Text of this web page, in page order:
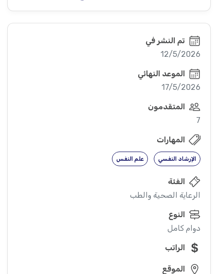
تم النشر في
12/5/2026
الموعد النهائي
17/5/2026
المتقدمون
7
المهارات
الإرشاد النفسي علم النفس
الفئة
الرعاية الصحية والطب
النوع
دوام كامل
الراتب
الموقع